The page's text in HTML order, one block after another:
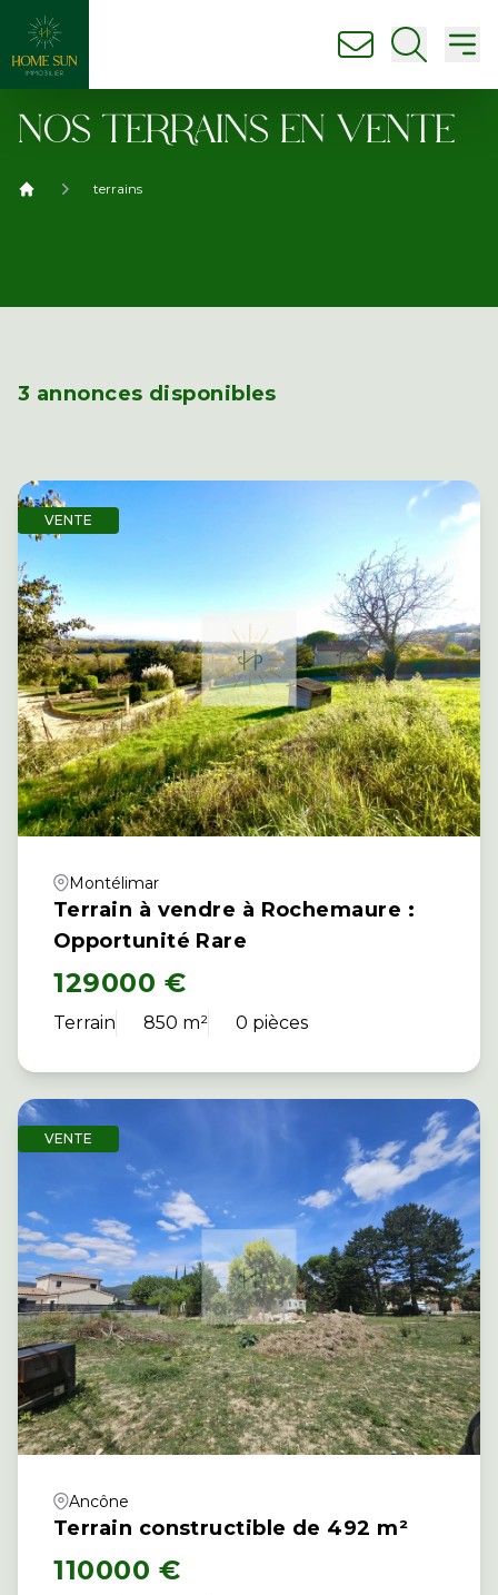
nous contacter
Ouvrir la
NOS TERRAINS EN VENTE
terrains
3 annonces disponibles
VENTE
Montélimar
Terrain à vendre à Rochemaure :
Opportunité Rare
129000 €
Terrain 850 m² 0 pièces
VENTE
Ancône
Terrain constructible de 492 m²
110000 €